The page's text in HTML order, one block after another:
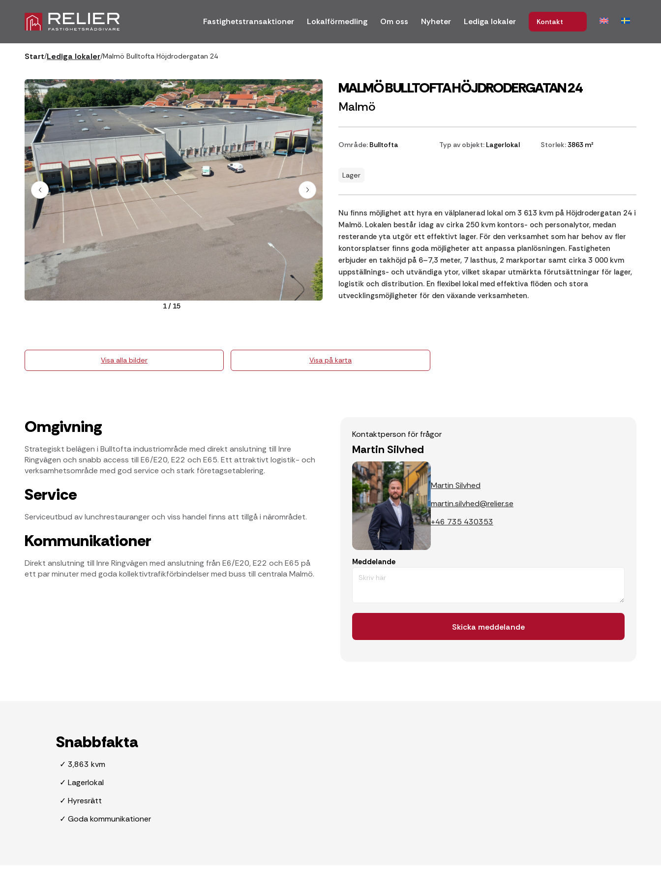
Fastighetstransaktioner Lokalförmedling Om oss Nyheter Lediga lokaler Kontakt
Start/Lediga lokaler/Malmö Bulltofta Höjdrodergatan 24
1/ 15
MALMÖ BULLTOFTA HÖJDRODERGATAN 24
Malmö
Område: Bulltofta Typ av objekt: Lagerlokal Storlek:3863 m²
Lager
Nu finns möjlighet att hyra en välplanerad lokal om 3 613 kvm på Höjdrodergatan 24 i
Malmö. Lokalen består idag av cirka 250 kvm kontors- och personalytor, medan
resterande yta utgör ett effektivt lager. För den verksamhet som har behov av fler
kontorsplatser finns goda möjligheter att anpassa planlösningen. Fastigheten
erbjuder en takhöjd på 6–7,3 meter, 7 lasthus, 2 markportar samt cirka 3 000 kvm
uppställnings- och utvändiga ytor, vilket skapar utmärkta förutsättningar för lager,
logistik och distribution. En flexibel lokal med effektiva flöden och stora
utvecklingsmöjligheter för den växande verksamheten.
Visa alla bilder Visa på karta
Omgivning
Strategiskt belägen i Bulltofta industriområde med direkt anslutning till Inre
Ringvägen och snabb access till E6/E20, E22 och E65. Ett attraktivt logistik- och
verksamhetsområde med god service och stark företagsetablering.
Service
Serviceutbud av lunchrestauranger och viss handel finns att tillgå i närområdet.
Kommunikationer
Direkt anslutning till Inre Ringvägen med anslutning från E6/E20, E22 och E65 på
ett par minuter med goda kollektivtrafikförbindelser med buss till centrala Malmö.
Kontaktperson för frågor
Martin Silvhed
Martin Silvhed
martin.silvhed@relier.se
+46 735 430353
Meddelande
Snabbfakta
✓ 3,863 kvm
✓ Lagerlokal
✓ Hyresrätt
✓ Goda kommunikationer